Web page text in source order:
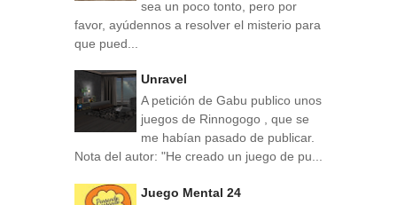
sea un poco tonto, pero por
favor, ayúdennos a resolver el misterio para
que pued...
Unravel
A petición de Gabu publico unos
juegos de Rinnogogo , que se
me habían pasado de publicar.
Nota del autor: "He creado un juego de pu...
Juego Mental 24